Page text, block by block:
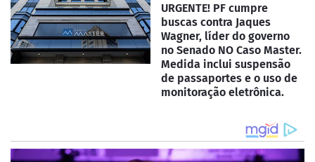
URGENTE! PF cumpre
buscas contra Jaques
Wagner, líder do governo
no Senado NO Caso Master.
Medida inclui suspensão
de passaportes e o uso de
monitoração eletrônica.